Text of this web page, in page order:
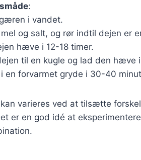
:
i vandet.
og salt, og rør indtil dejen er
hæve i 12-18 timer.
til en kugle og lad den hæve
i en forvarmet gryde i 30-40
varieres ved at tilsætte
er en god idé at